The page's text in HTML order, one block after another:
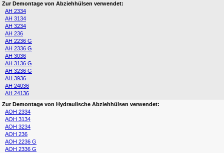
Zur Demontage von Abziehhülsen verwendet:
AH 2334
AH 3134
AH 3234
AH 236
AH 2236 G
AH 2336 G
AH 3036
AH 3136 G
AH 3236 G
AH 3936
AH 24036
AH 24136
Zur Demontage von Hydraulische Abziehhülsen verwendet:
AOH 2334
AOH 3134
AOH 3234
AOH 236
AOH 2236 G
AOH 2336 G